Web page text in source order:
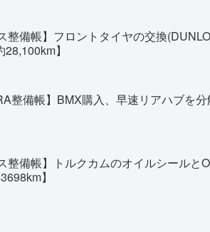
整備帳】フロントタイヤの交換
28,100km】
整備帳】BMX購入、早速リアハブを
整備帳】トルクカムのオイルシール
】